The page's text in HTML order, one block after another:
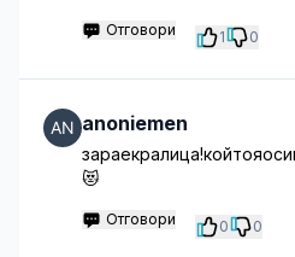
Отговори 1 0
anoniemen
😻
Отговори 0 0